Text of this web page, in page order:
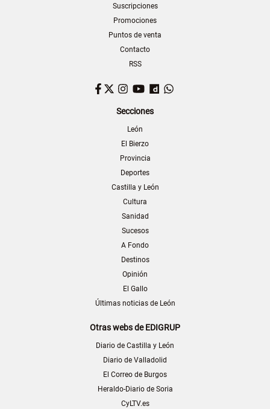
Suscripciones
Promociones
Puntos de venta
Contacto
RSS
Facebook
TwitterInstagram
YouTubeDailymotion
Secciones
León
El Bierzo
Provincia
Deportes
Castilla y León
Cultura
Sanidad
Sucesos
A Fondo
Destinos
Opinión
El Gallo
Últimas noticias de León
Otras webs de EDIGRUP
Diario de Castilla y León
Diario de Valladolid
El Correo de Burgos
Heraldo-Diario de Soria
CyLTV.es